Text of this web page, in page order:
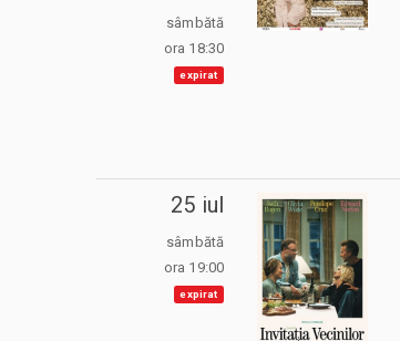
sâmbătă
ora 18:30
expirat
25 iul
sâmbătă
ora 19:00
expirat